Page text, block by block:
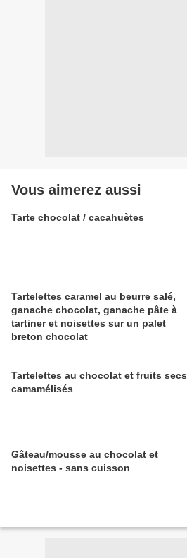
Vous aimerez aussi
Tarte chocolat / cacahuètes
Tartelettes caramel au beurre salé,
ganache chocolat, ganache pâte à
tartiner et noisettes sur un palet
breton chocolat
Tartelettes au chocolat et fruits secs
camamélisés
Gâteau/mousse au chocolat et
noisettes - sans cuisson